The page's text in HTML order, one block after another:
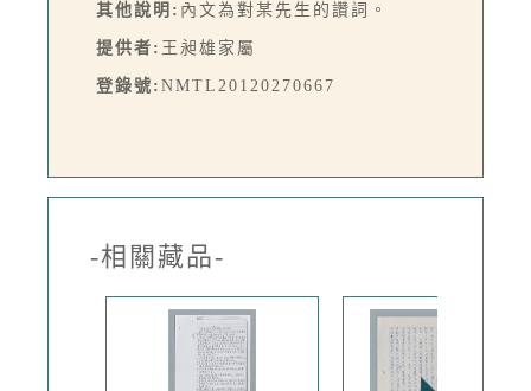
其他說明: 內文為對某先生的讚詞。
提供者: 王昶雄家屬
登錄號: NMTL20120270667
-相關藏品-